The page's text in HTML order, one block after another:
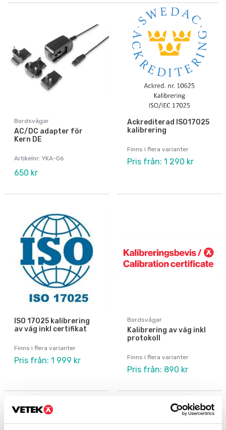
Bordsvågar
AC/DC adapter för
Kern DE
Artikelnr: YKA-06
650 kr
Ackrediterad ISO17025
kalibrering
Finns i flera varianter
Pris från: 1 290 kr
ISO 17025 kalibrering
av våg inkl certifikat
Finns i flera varianter
Pris från: 1 999 kr
Bordsvågar
Kalibrering av våg inkl
protokoll
Finns i flera varianter
Pris från: 890 kr